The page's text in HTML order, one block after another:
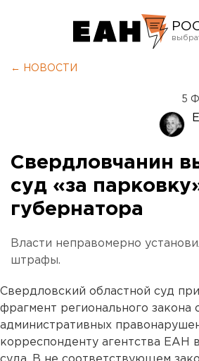
← НОВОСТИ
5
Свердловчанин
суд «за
губернатора
Власти неправомерно
штрафы.
Свердловский областной суд
фрагмент регионального закона
административных
корреспонденту агентства ЕАН